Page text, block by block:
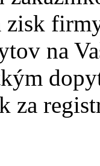
zisk
na
za